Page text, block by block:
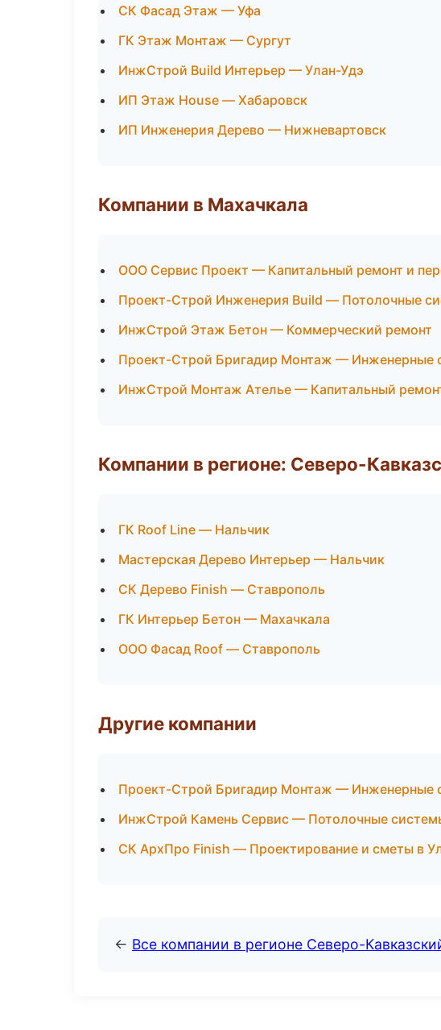
СК Фасад Этаж — Уфа
ГК Этаж Монтаж — Сургут
ИнжСтрой Build Интерьер — Улан-Удэ
ИП Этаж House — Хабаровск
ИП Инженерия Дерево — Нижневартовск
Компании в Махачкала
ООО Сервис Проект — Капитальный ремонт и
Проект-Строй Инженерия Build — Потолочные
ИнжСтрой Этаж Бетон — Коммерческий ремонт
Проект-Строй Бригадир Монтаж — Инженерные
ИнжСтрой Монтаж Ателье — Капитальный
Компании в регионе: Северо-
ГК Roof Line — Нальчик
Мастерская Дерево Интерьер — Нальчик
СК Дерево Finish — Ставрополь
ГК Интерьер Бетон — Махачкала
ООО Фасад Roof — Ставрополь
Другие компании
Проект-Строй Бригадир Монтаж — Инженерные
ИнжСтрой Камень Сервис — Потолочные
СК АрхПро Finish — Проектирование и сметы в
← Все компании в регионе Северо-